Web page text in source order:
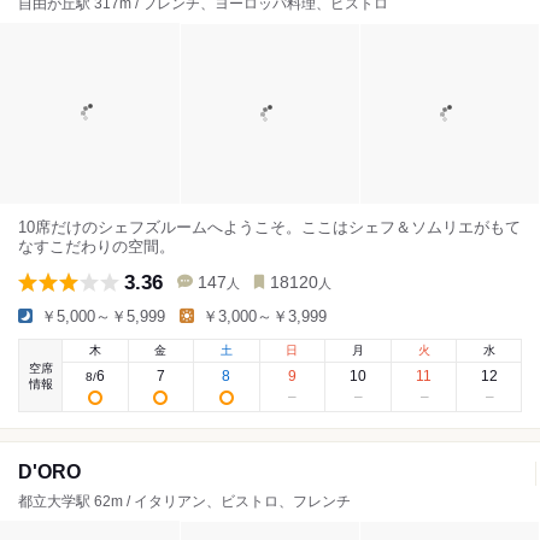
自由が丘駅 317m / フレンチ、ヨーロッパ料理、ビストロ
10席だけのシェフズルームへようこそ。ここはシェフ＆ソムリエがもて
なすこだわりの空間。
3.36 147 人 18120 人
￥5,000～￥5,999 ￥3,000～￥3,999
空席
情報
木
8/6
金
7
土
8
日
9
月
10
火
11
水
12
D'ORO
都立大学駅 62m / イタリアン、ビストロ、フレンチ